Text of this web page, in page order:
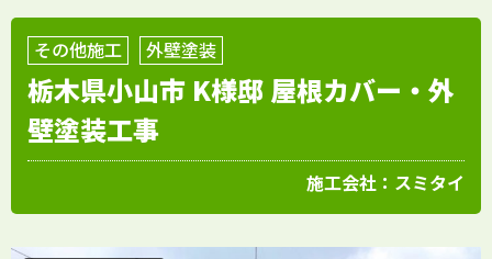
その他施工 外壁塗装
栃木県小山市 K様邸 屋根カバー・外
壁塗装工事
施工会社： スミタイ